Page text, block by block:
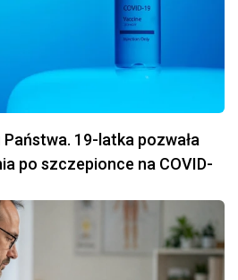
Państwa. 19-latka pozwała
po szczepionce na COVID-